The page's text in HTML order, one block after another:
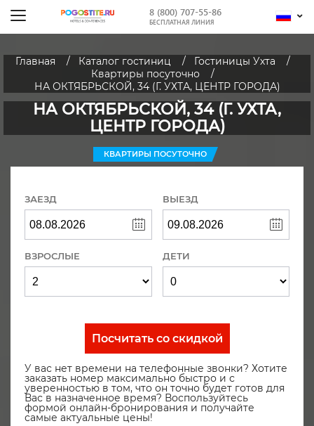
8 (800) 707-55-86
БЕСПЛАТНАЯ ЛИНИЯ
Главная Каталог гостиниц
Гостиницы Ухта
Квартиры посуточно
НА ОКТЯБРЬСКОЙ, 34 (Г. УХТА, ЦЕНТР ГОРОДА)
НА ОКТЯБРЬСКОЙ, 34 (Г. УХТА,
ЦЕНТР ГОРОДА)
КВАРТИРЫ ПОСУТОЧНО
ЗАЕЗД ВЫЕЗД
ВЗРОСЛЫЕ ДЕТИ
Посчитать со скидкой
У вас нет времени на телефонные звонки? Хотите
заказать номер максимально быстро и с
уверенностью в том, что он точно будет готов для
Вас в назначенное время? Воспользуйтесь
формой онлайн-бронирования и получайте
самые актуальные цены!